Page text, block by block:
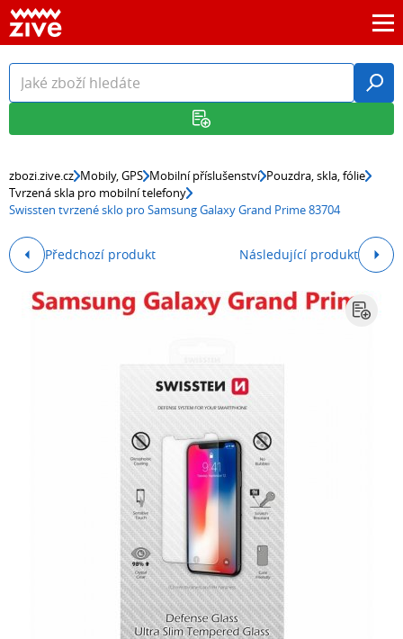
zbozi.zive.cz Mobily, GPS Mobilní příslušenství Pouzdra, skla, fólie
Tvrzená skla pro mobilní telefony
Swissten tvrzené sklo pro Samsung Galaxy Grand Prime 83704
Předchozí produkt Následující produkt